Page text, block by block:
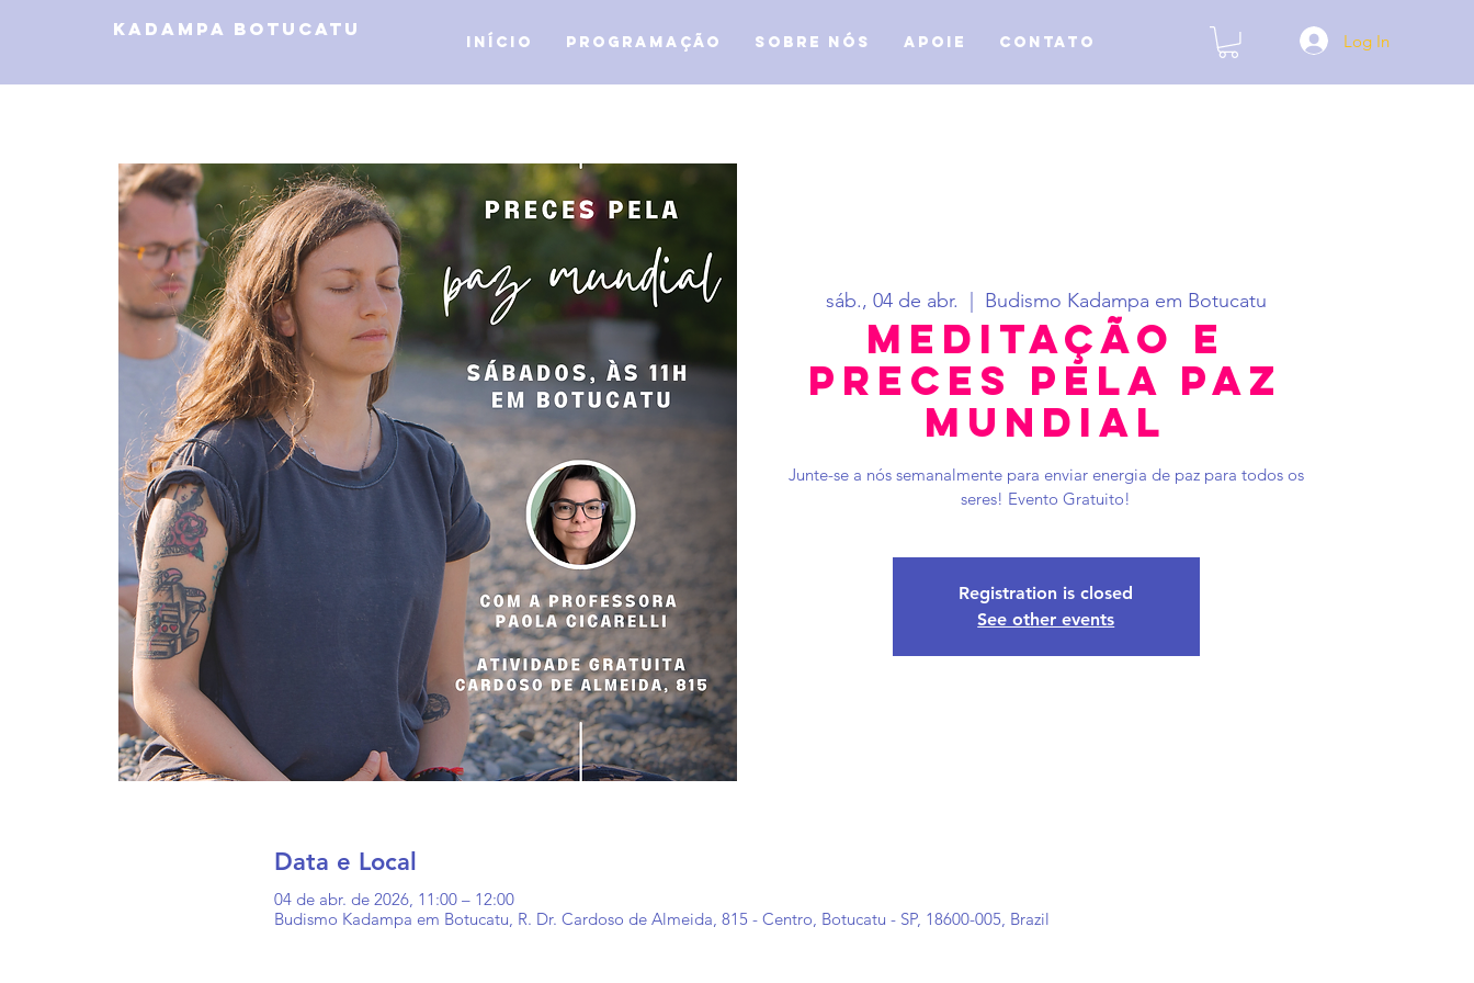
kadampa botucatu
Início Programação Sobre Nós APOIE Contato Log In
sáb., 04 de abr. Budismo Kadampa em Botucatu
Meditação e
Preces Pela Paz
Mundial
Junte-se a nós semanalmente para enviar energia de paz para todos os
seres! Evento Gratuito!
Registration is closed
See other events
Data e Local
04 de abr. de 2026, 11:00 – 12:00
Budismo Kadampa em Botucatu, R. Dr. Cardoso de Almeida, 815 - Centro, Botucatu - SP, 18600-005, Brazil